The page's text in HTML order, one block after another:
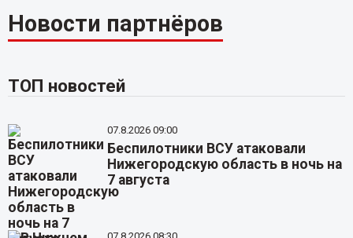
Новости партнёров
ТОП новостей
07.8.2026 09:00
Беспилотники ВСУ атаковали
Нижегородскую область в ночь на
7 августа